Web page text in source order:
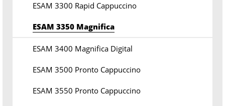
ESAM 3300 Rapid Cappuccino
ESAM 3350 Magnifica
ESAM 3400 Magnifica Digital
ESAM 3500 Pronto Cappuccino
ESAM 3550 Pronto Cappuccino